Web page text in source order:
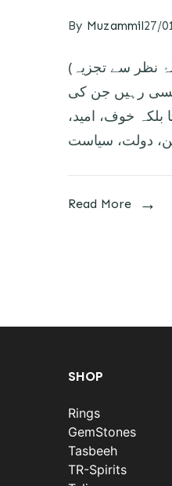
By Muzammil27/
(فلکیاتی و سیاروی نقطۂ نظر سے تجزیہ) دنیا
رہیں جن کی
بلکہ خوف، امید،
Read More
SHOP
Rings
GemStones
Tasbeeh
TR-Spirits